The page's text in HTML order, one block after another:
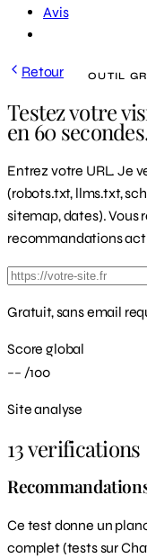
Avis
Retour OUTIL
Testez votre
en 60
Entrez votre URL. Je
(robots.txt, llms.txt,
sitemap, dates). Vous
recommandations
Gratuit, sans email
Score global
-- /100
Site analyse
13 verifications
Ce test donne un
complet (tests sur